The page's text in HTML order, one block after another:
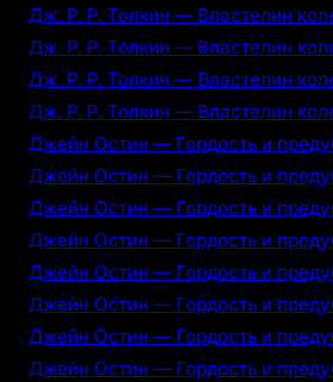
Дж. Р. Р. Толкин — Властелин
Дж. Р. Р. Толкин — Властелин
Дж. Р. Р. Толкин — Властелин
Дж. Р. Р. Толкин — Властелин
Джейн Остин — Гордость и
Джейн Остин — Гордость и
Джейн Остин — Гордость и
Джейн Остин — Гордость и
Джейн Остин — Гордость и
Джейн Остин — Гордость и
Джейн Остин — Гордость и
Джейн Остин — Гордость и